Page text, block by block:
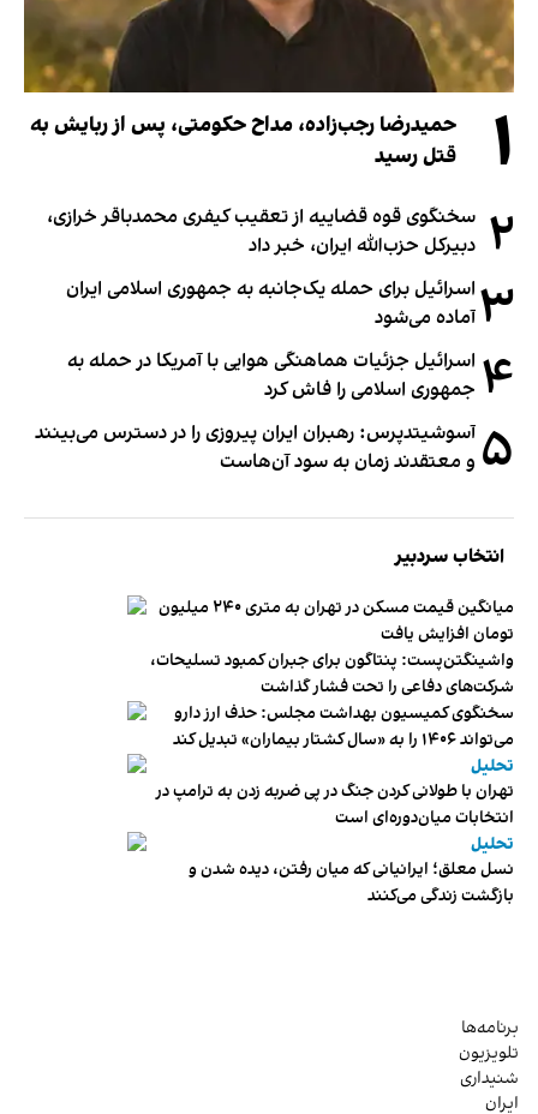
۱
حمیدرضا رجب‌زاده، مداح حکومتی، پس از ربایش به
قتل رسید
۲ سخنگوی قوه قضاییه از تعقیب کیفری محمدباقر خرازی،
دبیر‌کل حزب‌الله ایران، خبر داد
۳ اسرائیل برای حمله یک‌جانبه به جمهوری اسلامی ایران
آماده می‌شود
۴ اسرائیل جزئیات هماهنگی هوایی با آمریکا در حمله به
جمهوری اسلامی را فاش کرد
۵ آسوشیتدپرس: رهبران ایران پیروزی را در دسترس می‌بینند
و معتقدند زمان به سود آن‌هاست
انتخاب سردبیر
میانگین قیمت مسکن در تهران به متری ۲۴۰ میلیون
تومان افزایش یافت
واشینگتن‌پست: پنتاگون برای جبران کمبود تسلیحات،
شرکت‌های دفاعی را تحت فشار گذاشت
سخنگوی کمیسیون بهداشت مجلس: حذف ارز دارو
می‌تواند ۱۴۰۶ را به «سال کشتار بیماران» تبدیل کند
تحلیل
تهران با طولانی کردن جنگ در پی ضربه زدن به ترامپ در
انتخابات میان‌دوره‌ای است
تحلیل
نسل معلق؛ ایرانیانی که میان رفتن، دیده شدن و
بازگشت زندگی می‌کنند
برنامه‌ها
تلویزیون
شنیداری
ایران